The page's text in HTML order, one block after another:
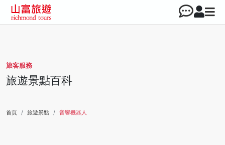
旅客服務
旅遊景點百科
首頁 旅遊景點 音響機器人